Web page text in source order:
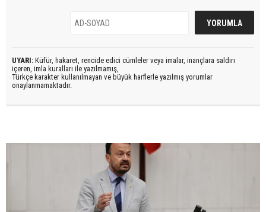
UYARI: Küfür, hakaret, rencide edici cümleler veya imalar, inançlara saldırı
içeren, imla kuralları ile yazılmamış,
Türkçe karakter kullanılmayan ve büyük harflerle yazılmış yorumlar
onaylanmamaktadır.